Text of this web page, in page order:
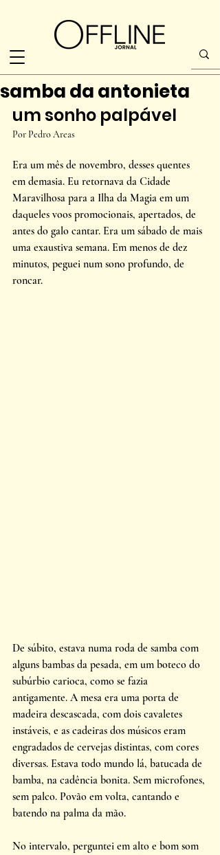
samba da antonieta
um sonho palpável
Por Pedro Areas
Era um mês de novembro, desses quentes
em demasia. Eu retornava da Cidade
Maravilhosa para a Ilha da Magia em um
daqueles voos promocionais, apertados, de
antes do galo cantar. Era um sábado de mais
uma exaustiva semana. Em menos de dez
minutos, peguei num sono profundo, de
roncar.
De súbito, estava numa roda de samba com
alguns bambas da pesada, em um boteco do
subúrbio carioca, como se fazia
antigamente. A mesa era uma porta de
madeira descascada, com dois cavaletes
instáveis, e as cadeiras dos músicos eram
engradados de cervejas distintas, com cores
diversas. Estava todo mundo lá, batucada de
bamba, na cadência bonita. Sem microfones,
sem palco. Povão em volta, cantando e
batendo na palma da mão.
No intervalo, perguntei em alto e bom som